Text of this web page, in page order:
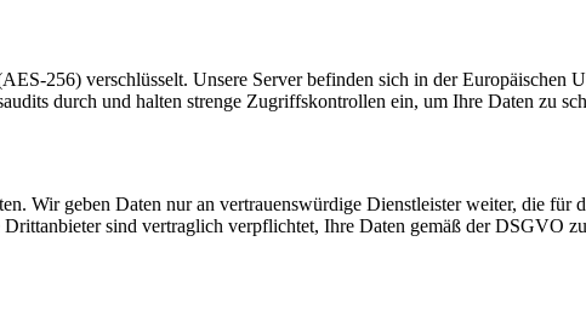
256) verschlüsselt. Unsere Server befinden sich in der
durch und halten strenge Zugriffskontrollen ein, um Ihre Daten zu
Wir geben Daten nur an vertrauenswürdige Dienstleister weiter, die für
sind vertraglich verpflichtet, Ihre Daten gemäß der DSGVO